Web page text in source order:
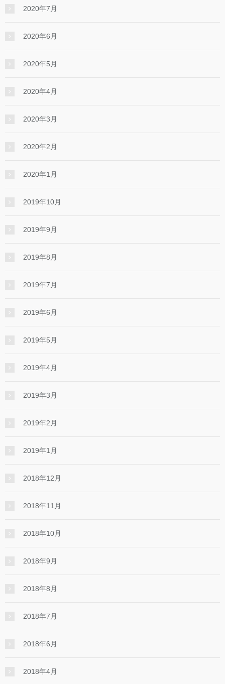
2020年7月
2020年6月
2020年5月
2020年4月
2020年3月
2020年2月
2020年1月
2019年10月
2019年9月
2019年8月
2019年7月
2019年6月
2019年5月
2019年4月
2019年3月
2019年2月
2019年1月
2018年12月
2018年11月
2018年10月
2018年9月
2018年8月
2018年7月
2018年6月
2018年4月